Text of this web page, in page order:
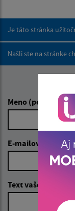
Je táto stránka
Našli ste na stránke
Meno (povinné)
E-mailová adresa
Text vašej správy